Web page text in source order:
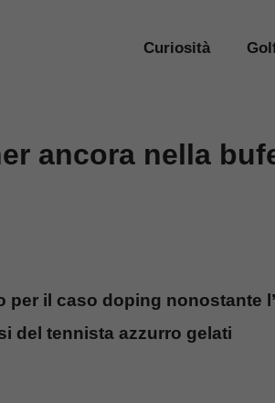
Curiosità
ancora nella
il caso doping nonostante
del tennista azzurro gelati